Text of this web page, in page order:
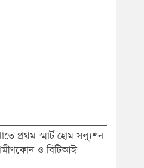
প্রথম স্মার্ট হোম সল্যুশন
ও বিটিআই